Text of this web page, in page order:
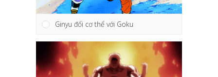
Ginyu đổi cơ thể với Goku